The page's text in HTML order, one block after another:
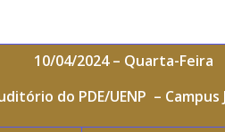
10/04/2024 – Quarta-Feira
do PDE/UENP – Campus